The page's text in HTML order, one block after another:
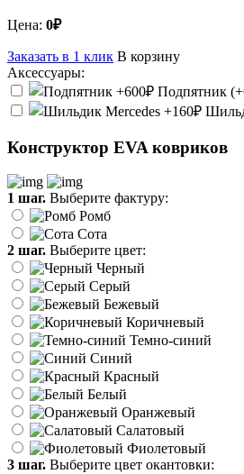
Цена: 0₽
Заказать в 1 клик В корзину
Аксессуары:
Подпятник
Конструктор EVA ковриков
1 шаг. Выберите фактуру:
Ромб
Сота
2 шаг. Выберите цвет:
Черный
Серый
Бежевый
Коричневый
Темно-синий
Синий
Красный
Белый
Оранжевый
Салатовый
Фиолетовый
3 шаг. Выберите цвет окантовки: